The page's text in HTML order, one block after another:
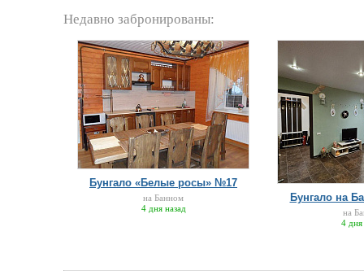
Недавно забронированы:
Бунгало «Белые росы» №17
на Банном
4 дня назад
Бунгало на
на
4 дня